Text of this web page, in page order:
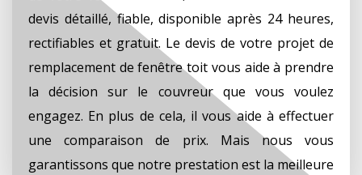
devis détaillé, fiable, disponible après 24 heures,
rectifiables et gratuit. Le devis de votre projet de
remplacement de fenêtre toit vous aide à prendre
la décision sur le couvreur que vous voulez
engagez. En plus de cela, il vous aide à effectuer
une comparaison de prix. Mais nous vous
garantissons que notre prestation est la meilleure